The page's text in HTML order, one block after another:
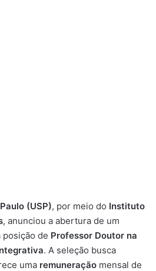
(USP), por meio do Instituto
, anunciou a abertura de um
posição de Professor Doutor na
. A seleção busca
uma remuneração mensal de